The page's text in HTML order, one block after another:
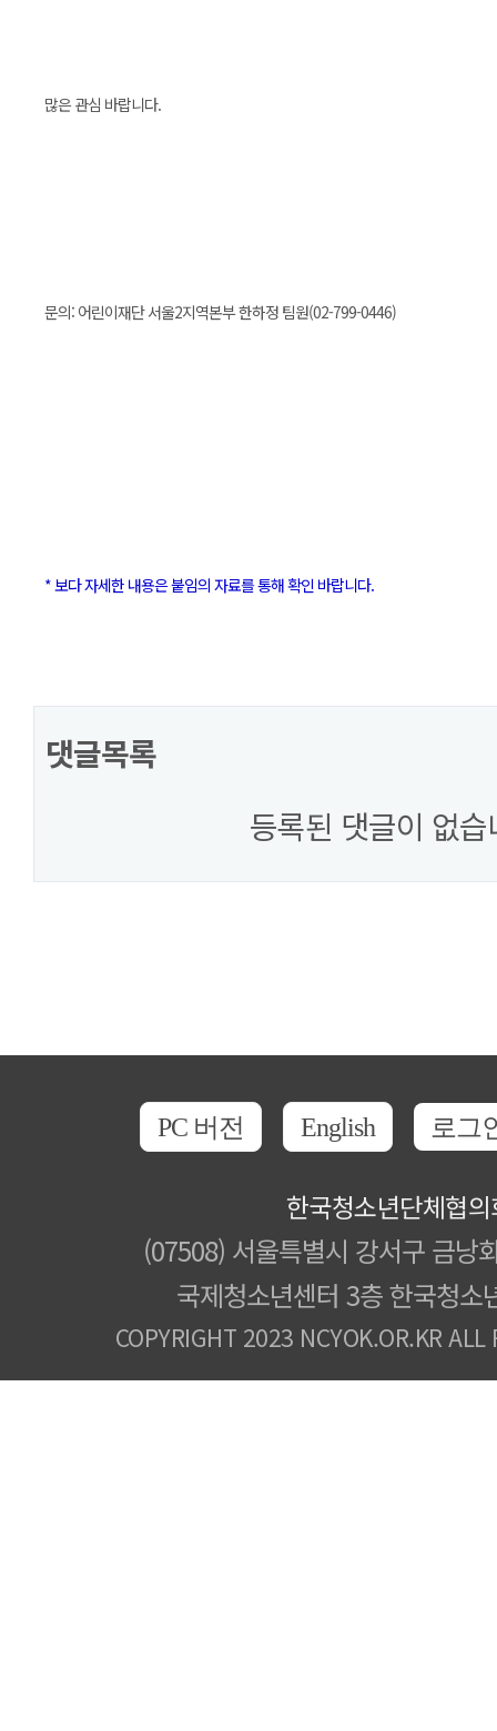
많은 관심 바랍니다.
문의: 어린이재단 서울2지역본부 한하정 팀원(02-799-0446)
* 보다 자세한 내용은 붙임의 자료를 통해 확인 바랍니다.
댓글목록
등록된 댓글이 없습
PC 버전 English 로그
한국청소년단체협
(07508) 서울특별시 강서구 금낭
국제청소년센터 3층 한국청소
COPYRIGHT 2023 NCYOK.OR.KR ALL